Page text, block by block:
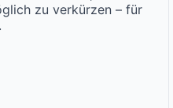
zu verkürzen – für